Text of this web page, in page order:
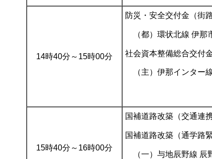
14時40分～15時00分
防災・安全交付金（街
（都）環状北線 伊那
社会資本整備総合交付
（主）伊那インター
15時40分～16時00分
国補道路改築（交通連
国補道路改築（通学路
（一）与地辰野線 辰